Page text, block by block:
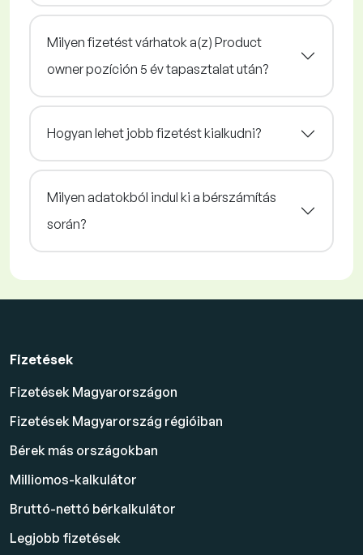
Milyen fizetést várhatok a(z) Product
owner pozíción 5 év tapasztalat után?
Hogyan lehet jobb fizetést kialkudni?
Milyen adatokból indul ki a bérszámítás
során?
Fizetések
Fizetések Magyarországon
Fizetések Magyarország régióiban
Bérek más országokban
Milliomos-kalkulátor
Bruttó-nettó bérkalkulátor
Legjobb fizetések